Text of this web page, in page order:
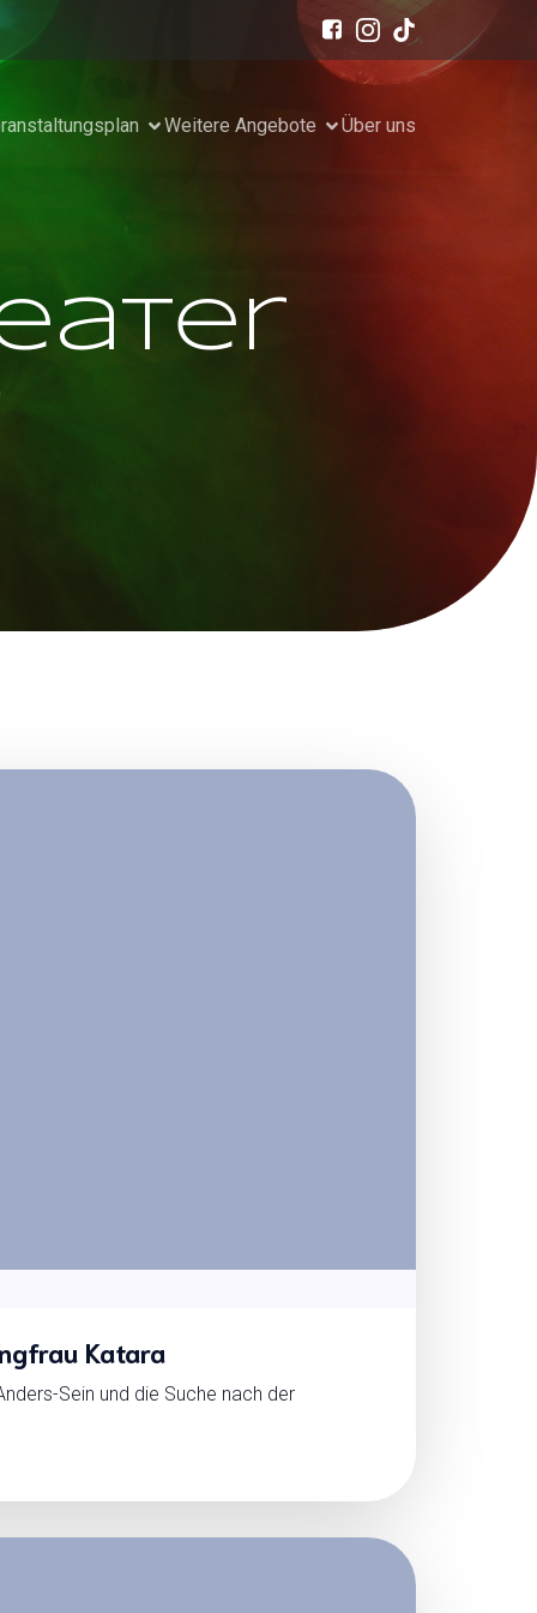
Weitere Angebote Über uns
Katara
Sein und die Suche nach der